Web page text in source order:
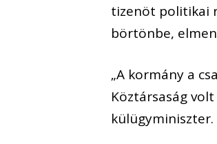
tizenöt politikai
börtönbe,
„A kormány a
Köztársaság
külügyminiszter.